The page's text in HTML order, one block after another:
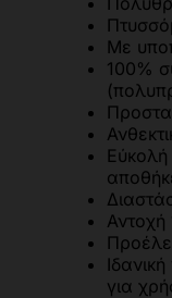
Με
100%
Αντοχή
για